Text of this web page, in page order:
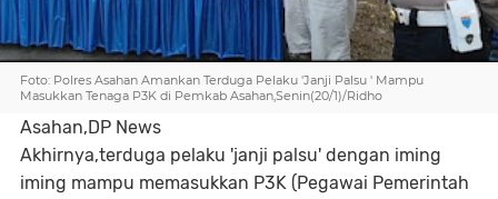
Foto: Polres Asahan Amankan Terduga Pelaku 'Janji Palsu ' Mampu
Masukkan Tenaga P3K di Pemkab Asahan,Senin(20/1)/Ridho
Asahan,DP News
Akhirnya,terduga pelaku 'janji palsu' dengan iming
iming mampu memasukkan P3K (Pegawai Pemerintah